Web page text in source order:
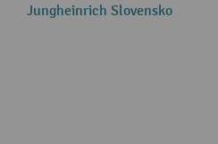
Jungheinrich Slovensko